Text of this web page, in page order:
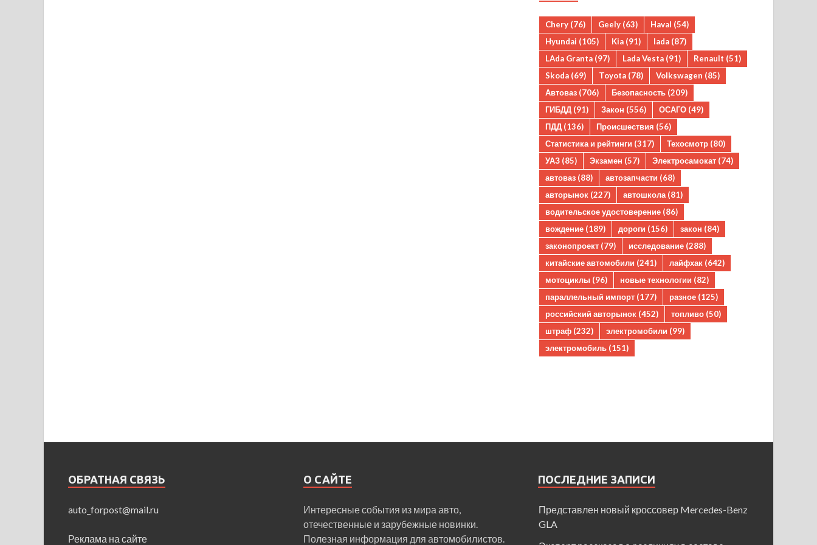
Chery (76) Geely (63) Haval (54)
Hyundai (105) Kia (91) lada (87)
LAda Granta (97) Lada Vesta (91) Renault (51)
Skoda (69) Toyota (78) Volkswagen (85)
Автоваз (706) Безопасность (209)
ГИБДД (91) Закон (556) ОСАГО (49)
ПДД (136) Происшествия (56)
Статистика и рейтинги (317) Техосмотр (80)
УАЗ (85) Экзамен (57) Электросамокат (74)
автоваз (88) автозапчасти (68)
авторынок (227) автошкола (81)
водительское удостоверение (86)
вождение (189) дороги (156) закон (84)
законопроект (79) исследование (288)
китайские автомобили (241) лайфхак (642)
мотоциклы (96) новые технологии (82)
параллельный импорт (177) разное (125)
российский авторынок (452) топливо (50)
штраф (232) электромобили (99)
электромобиль (151)
ОБРАТНАЯ СВЯЗЬ
auto_forpost@mail.ru
Реклама на сайте
О САЙТЕ
Интересные события из мира авто,
отечественные и зарубежные новинки.
Полезная информация для автомобилистов.
ПОСЛЕДНИЕ ЗАПИСИ
Представлен новый кроссовер Mercedes-Benz
GLA